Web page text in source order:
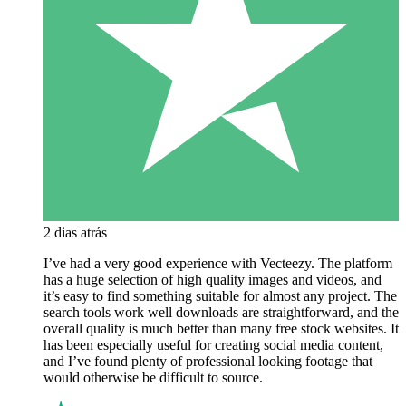
2 dias atrás
I’ve had a very good experience with Vecteezy. The platform
has a huge selection of high quality images and videos, and
it’s easy to find something suitable for almost any project. The
search tools work well downloads are straightforward, and the
overall quality is much better than many free stock websites. It
has been especially useful for creating social media content,
and I’ve found plenty of professional looking footage that
would otherwise be difficult to source.